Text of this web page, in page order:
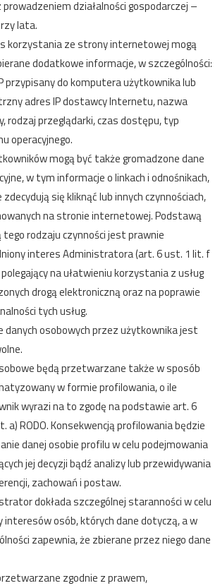
prowadzeniem działalności gospodarczej –
lata.
korzystania ze strony internetowej mogą
dodatkowe informacje, w szczególności:
przypisany do komputera użytkownika lub
adres IP dostawcy Internetu, nazwa
rodzaj przeglądarki, czas dostępu, typ
operacyjnego.
mogą być także gromadzone dane
w tym informacje o linkach i odnośnikach,
się kliknąć lub innych czynnościach,
na stronie internetowej. Podstawą
tego rodzaju czynności jest prawnie
interes Administratora (art. 6 ust. 1 lit. f
polegający na ułatwieniu korzystania z usług
drogą elektroniczną oraz na poprawie
tych usług.
danych osobowych przez użytkownika jest
będą przetwarzane także w sposób
w formie profilowania, o ile
wyrazi na to zgodę na podstawie art. 6
a) RODO. Konsekwencją profilowania będzie
danej osobie profilu w celu podejmowania
jej decyzji bądź analizy lub przewidywania
zachowań i postaw.
dokłada szczególnej staranności w celu
interesów osób, których dane dotyczą, a w
zapewnia, że zbierane przez niego dane
zgodnie z prawem,